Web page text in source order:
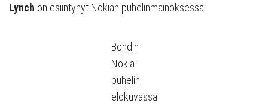
Lynch on esiintynyt Nokian puhelinmainoksessa.
Bondin
Nokia-
puhelin
elokuvassa